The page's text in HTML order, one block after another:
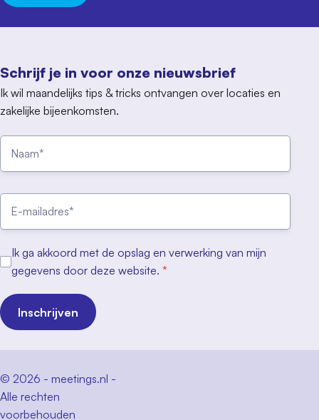
Schrijf je in voor onze nieuwsbrief
Ik wil maandelijks tips & tricks ontvangen over locaties en
zakelijke bijeenkomsten.
Ik ga akkoord met de opslag en verwerking van mijn
gegevens door deze website. *
Inschrijven
© 2026 - meetings.nl -
Alle rechten
voorbehouden